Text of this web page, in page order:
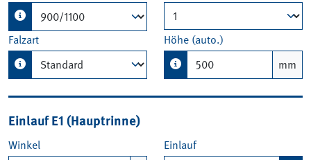
Falzart
Höhe (auto.)
mm
Einlauf E1 (Hauptrinne)
Winkel
Einlauf